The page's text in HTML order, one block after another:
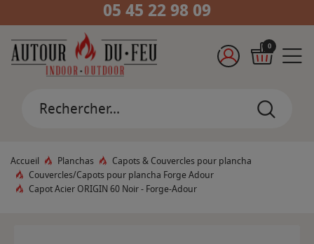
05 45 22 98 09
0
Accueil Planchas
Capots & Couvercles pour plancha
Couvercles/Capots pour plancha Forge Adour
Capot Acier ORIGIN 60 Noir - Forge-Adour